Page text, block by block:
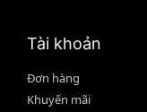
Tài khoản
Đơn hàng
Khuyến mãi